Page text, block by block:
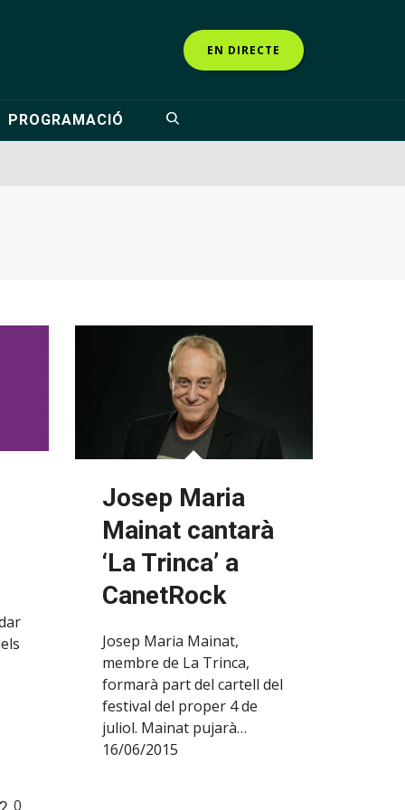
EN DIRECTE
PROGRAMACIÓ
0
Josep Maria
Mainat cantarà
‘La Trinca’ a
CanetRock
Josep Maria Mainat,
membre de La Trinca,
formarà part del cartell del
festival del proper 4 de
juliol. Mainat pujarà…
16/06/2015